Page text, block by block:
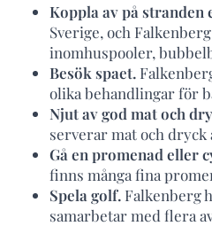
Koppla av på stranden
Sverige, och
inomhuspooler,
Besök spaet.
olika behandlingar för
Njut av god mat och
serverar mat och dryck
Gå en promenad eller
finns många fina
Spela golf. Falkenberg
samarbetar med flera